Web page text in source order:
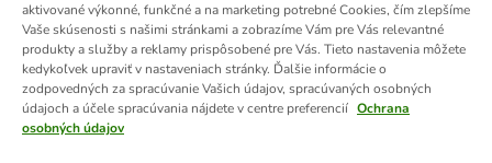
aktivované výkonné, funkčné a na marketing potrebné Cookies, čím zlepšíme
Vaše skúsenosti s našimi stránkami a zobrazíme Vám pre Vás relevantné
produkty a služby a reklamy prispôsobené pre Vás. Tieto nastavenia môžete
kedykoľvek upraviť v nastaveniach stránky. Ďalšie informácie o
zodpovedných za spracúvanie Vašich údajov, spracúvaných osobných
údajoch a účele spracúvania nájdete v centre preferencií Ochrana
osobných údajov